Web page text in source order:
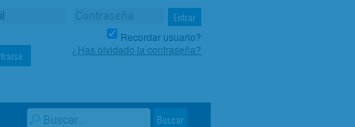
Recordar usuario?
¿Has olvidado la contraseña?